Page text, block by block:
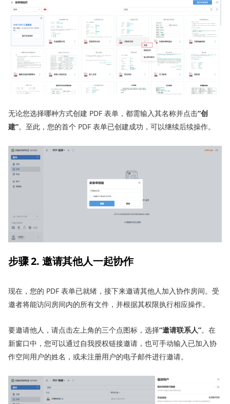
无论您选择哪种方式创建 PDF 表单，都需输入其名称并点击“创
建”。至此，您的首个 PDF 表单已创建成功，可以继续后续操作。
步骤 2. 邀请其他人一起协作
现在，您的 PDF 表单已就绪，接下来邀请其他人加入协作房间。受
邀者将能访问房间内的所有文件，并根据其权限执行相应操作。
要邀请他人，请点击左上角的三个点图标，选择“邀请联系人”。在
新窗口中，您可以通过自我授权链接邀请，也可手动输入已加入协
作空间用户的姓名，或未注册用户的电子邮件进行邀请。